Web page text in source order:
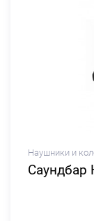
Наушники и
Саундбар